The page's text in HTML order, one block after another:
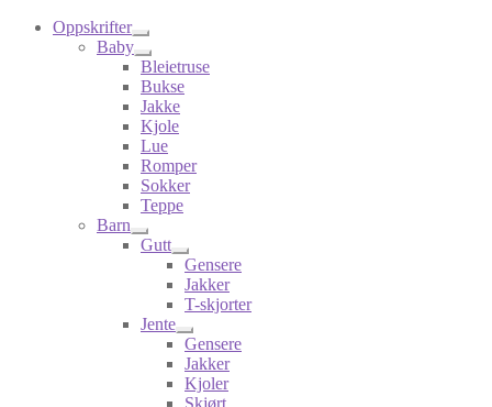
Oppskrifter
Baby
Bleietruse
Bukse
Jakke
Kjole
Lue
Romper
Sokker
Teppe
Barn
Gutt
Gensere
Jakker
T-skjorter
Jente
Gensere
Jakker
Kjoler
Skjørt